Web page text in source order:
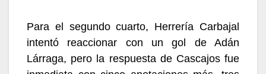
Para el segundo cuarto, Herrería Carbajal
intentó reaccionar con un gol de Adán
Lárraga, pero la respuesta de Cascajos fue